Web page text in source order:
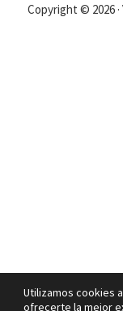
Copyright © 2026 ·
Utilizamos cookies
ofrecerte la mejor